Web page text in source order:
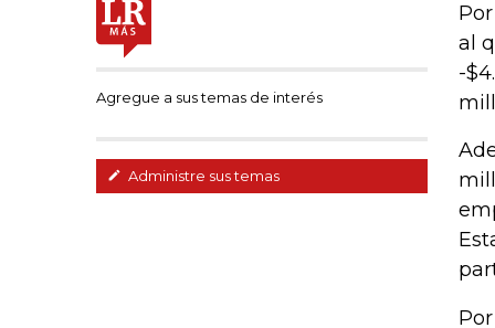
Agregue a sus temas de interés
Administre sus temas
al
-